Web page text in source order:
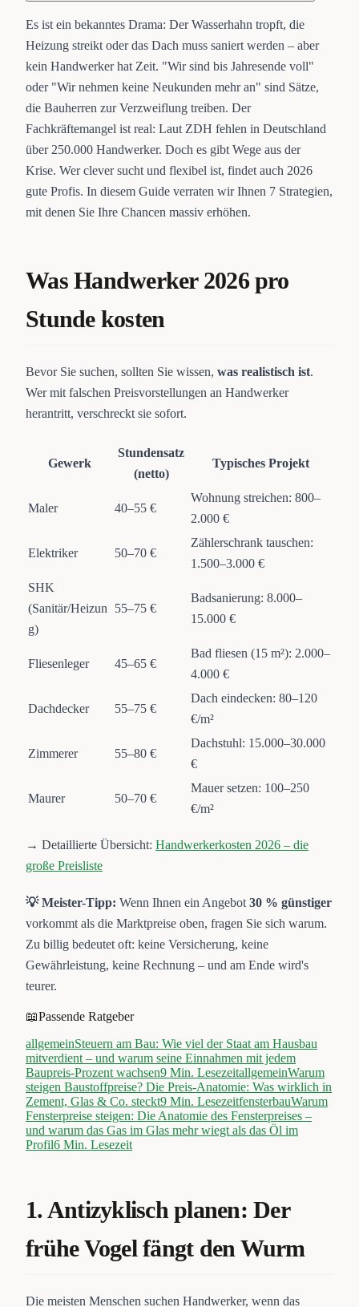
Es ist ein bekanntes Drama: Der Wasserhahn tropft, die
Heizung streikt oder das Dach muss saniert werden – aber
kein Handwerker hat Zeit. "Wir sind bis Jahresende voll"
oder "Wir nehmen keine Neukunden mehr an" sind Sätze,
die Bauherren zur Verzweiflung treiben. Der
Fachkräftemangel ist real: Laut ZDH fehlen in Deutschland
über 250.000 Handwerker. Doch es gibt Wege aus der
Krise. Wer clever sucht und flexibel ist, findet auch 2026
gute Profis. In diesem Guide verraten wir Ihnen 7 Strategien,
mit denen Sie Ihre Chancen massiv erhöhen.
Was Handwerker 2026 pro
Stunde kosten
Bevor Sie suchen, sollten Sie wissen, was realistisch ist.
Wer mit falschen Preisvorstellungen an Handwerker
herantritt, verschreckt sie sofort.
Gewerk
Stundensatz
(netto)
Typisches Projekt
Maler 40–55 €
Wohnung streichen: 800–
2.000 €
Elektriker 50–70 €
Zählerschrank tauschen:
1.500–3.000 €
SHK
(Sanitär/Heizun
g)
55–75 €
Badsanierung: 8.000–
15.000 €
Fliesenleger 45–65 €
Bad fliesen (15 m²): 2.000–
4.000 €
Dachdecker 55–75 €
Dach eindecken: 80–120
€/m²
Zimmerer 55–80 €
Dachstuhl: 15.000–30.000
€
Maurer 50–70 €
Mauer setzen: 100–250
€/m²
→ Detaillierte Übersicht: Handwerkerkosten 2026 – die
große Preisliste
💡 Meister-Tipp: Wenn Ihnen ein Angebot 30 % günstiger
vorkommt als die Marktpreise oben, fragen Sie sich warum.
Zu billig bedeutet oft: keine Versicherung, keine
Gewährleistung, keine Rechnung – und am Ende wird's
teurer.
📖Passende Ratgeber
allgemeinSteuern am Bau: Wie viel der Staat am Hausbau
mitverdient – und warum seine Einnahmen mit jedem
Baupreis-Prozent wachsen9 Min. LesezeitallgemeinWarum
steigen Baustoffpreise? Die Preis-Anatomie: Was wirklich in
Zement, Glas & Co. steckt9 Min. LesezeitfensterbauWarum
Fensterpreise steigen: Die Anatomie des Fensterpreises –
und warum das Gas im Glas mehr wiegt als das Öl im
Profil6 Min. Lesezeit
1. Antizyklisch planen: Der
frühe Vogel fängt den Wurm
Die meisten Menschen suchen Handwerker, wenn das